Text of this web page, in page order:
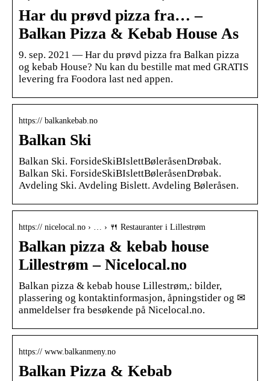
Har du prøvd pizza fra… –
Balkan Pizza & Kebab House As
9. sep. 2021 — Har du prøvd pizza fra Balkan pizza
og kebab House? Nu kan du bestille mat med GRATIS
levering fra Foodora last ned appen.
https:// balkankebab.no
Balkan Ski
Balkan Ski. ForsideSkiBIslettBøleråsenDrøbak.
Balkan Ski. ForsideSkiBIslettBøleråsenDrøbak.
Avdeling Ski. Avdeling Bislett. Avdeling Bøleråsen.
https:// nicelocal.no › … › 🍴 Restauranter i Lillestrøm
Balkan pizza & kebab house
Lillestrøm – Nicelocal.no
Balkan pizza & kebab house Lillestrøm,: bilder,
plassering og kontaktinformasjon, åpningstider og ✉
anmeldelser fra besøkende på Nicelocal.no.
https:// www.balkanmeny.no
Balkan Pizza & Kebab